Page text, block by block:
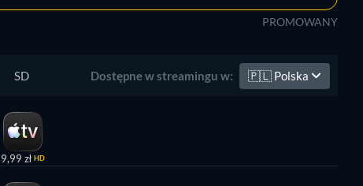
PROMOWANY
SD Dostępne w streamingu w: 🇵🇱 Polska
9,99 zł HD